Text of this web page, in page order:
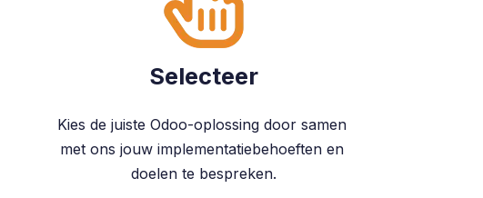
Selecteer
Kies de juiste Odoo-oplossing door samen
met ons jouw implementatiebehoeften en
doelen te bespreken.